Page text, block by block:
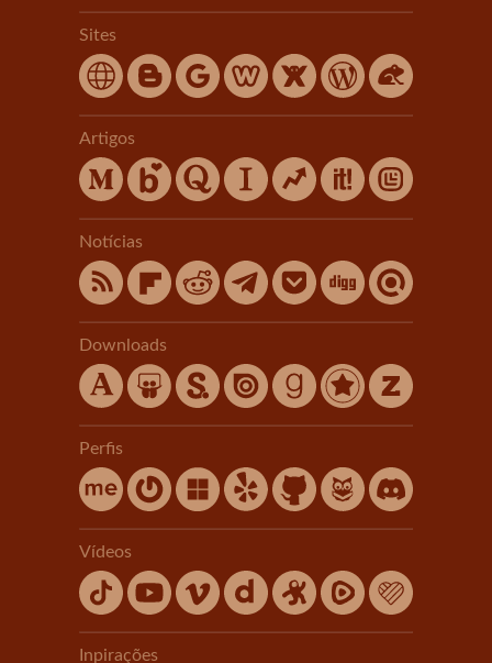
Sites
Artigos
Notícias
Downloads
Perfis
Vídeos
Inpirações